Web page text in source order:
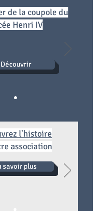
de la coupole du
Henri IV
Découvrir
l'histoire
association
savoir plus